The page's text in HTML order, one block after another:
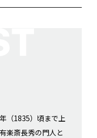
（1835）頃まで上
楽斎長秀の門人と